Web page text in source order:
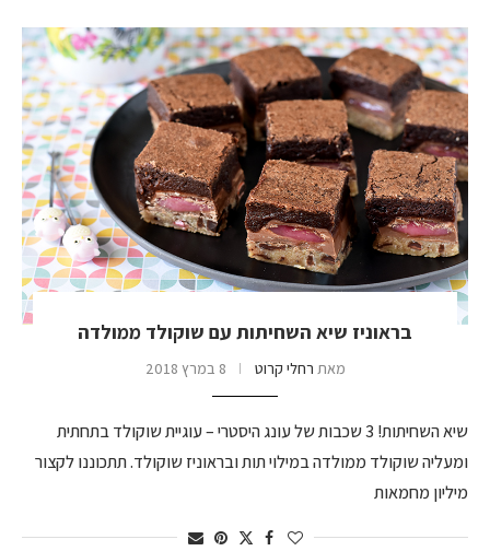
בראוניז שיא השחיתות עם שוקולד ממולדה
מאת רחלי קרוט 8 במרץ 2018
שיא השחיתות! 3 שכבות של עונג היסטרי – עוגיית שוקולד בתחתית
ומעליה שוקולד ממולדה במילוי תות ובראוניז שוקולד. תתכוננו לקצור
מיליון מחמאות